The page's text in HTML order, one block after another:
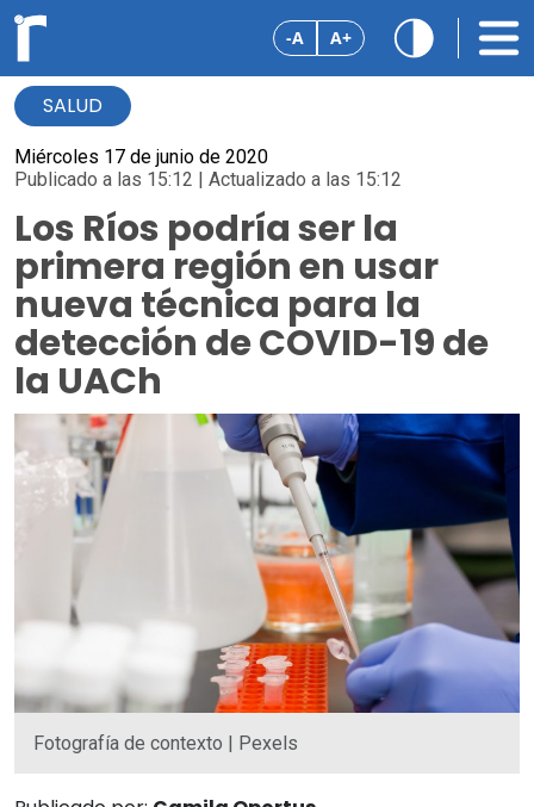
-A A+
SALUD
Miércoles 17 de junio de 2020
Publicado a las 15:12 | Actualizado a las 15:12
Los Ríos podría ser la
primera región en usar
nueva técnica para la
detección de COVID-19 de
la UACh
Fotografía de contexto | Pexels